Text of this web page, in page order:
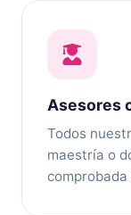
Asesores
Todos
maestría o